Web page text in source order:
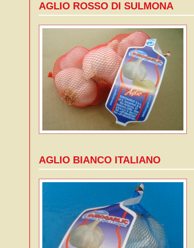
AGLIO ROSSO DI SULMONA
AGLIO BIANCO ITALIANO